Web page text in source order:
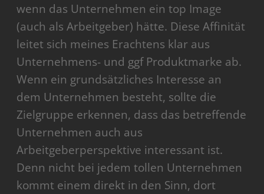
wenn das Unternehmen ein top Image
(auch als Arbeitgeber) hätte. Diese Affinität
leitet sich meines Erachtens klar aus
Unternehmens- und ggf Produktmarke ab.
Wenn ein grundsätzliches Interesse an
dem Unternehmen besteht, sollte die
Zielgruppe erkennen, dass das betreffende
Unternehmen auch aus
Arbeitgeberperspektive interessant ist.
Denn nicht bei jedem tollen Unternehmen
kommt einem direkt in den Sinn, dort